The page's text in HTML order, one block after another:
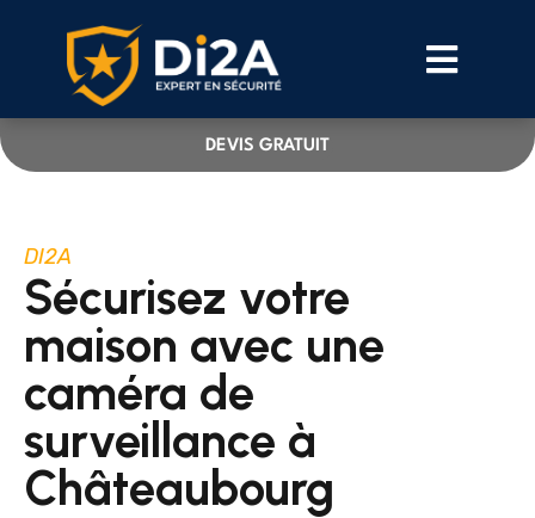
DEVIS GRATUIT
DI2A
Sécurisez votre
maison avec une
caméra de
surveillance à
Châteaubourg